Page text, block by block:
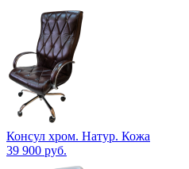
Консул хром. Натур. Кожа
39 900 руб.